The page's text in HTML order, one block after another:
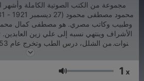
مجموعة من الكتب الصوتية الكاملة
وطبيب وكاتب مصري. هو مصطفى كمال
عام 1983 من السيدة زينب حمدى وانتهى
Ένταση 1 x